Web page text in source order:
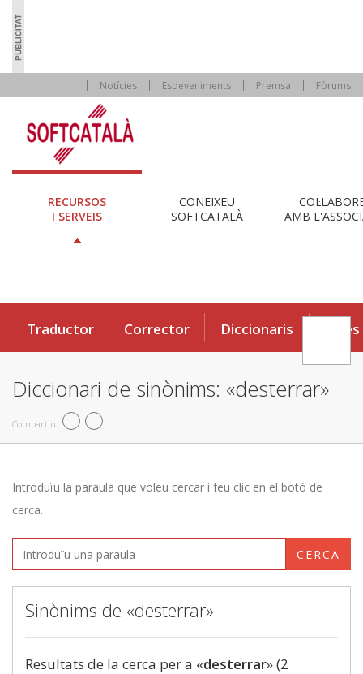
Notícies Esdeveniments Premsa Fòrums
RECURSOS
I SERVEIS
CONEIXEU
SOFTCATALÀ
AMB
Traductor Corrector Diccionaris Eines
Diccionari de sinònims: «desterrar»
Compartiu
Introduïu la paraula que voleu cercar i feu clic en el botó de
cerca.
CERCA
Sinònims de «desterrar»
Resultats de la cerca per a «desterrar» (2